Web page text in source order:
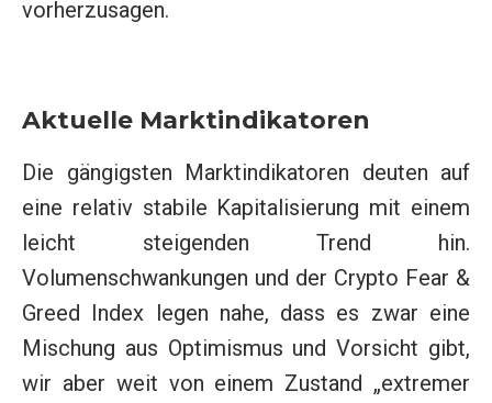
vorherzusagen.
Aktuelle Marktindikatoren
Die gängigsten Marktindikatoren deuten auf
eine relativ stabile Kapitalisierung mit einem
leicht steigenden Trend hin.
Volumenschwankungen und der Crypto Fear &
Greed Index legen nahe, dass es zwar eine
Mischung aus Optimismus und Vorsicht gibt,
wir aber weit von einem Zustand „extremer